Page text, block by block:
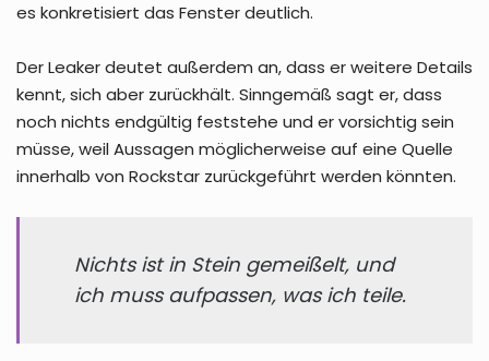
es konkretisiert das Fenster deutlich.
Der Leaker deutet außerdem an, dass er weitere Details
kennt, sich aber zurückhält. Sinngemäß sagt er, dass
noch nichts endgültig feststehe und er vorsichtig sein
müsse, weil Aussagen möglicherweise auf eine Quelle
innerhalb von Rockstar zurückgeführt werden könnten.
Nichts ist in Stein gemeißelt, und
ich muss aufpassen, was ich teile.